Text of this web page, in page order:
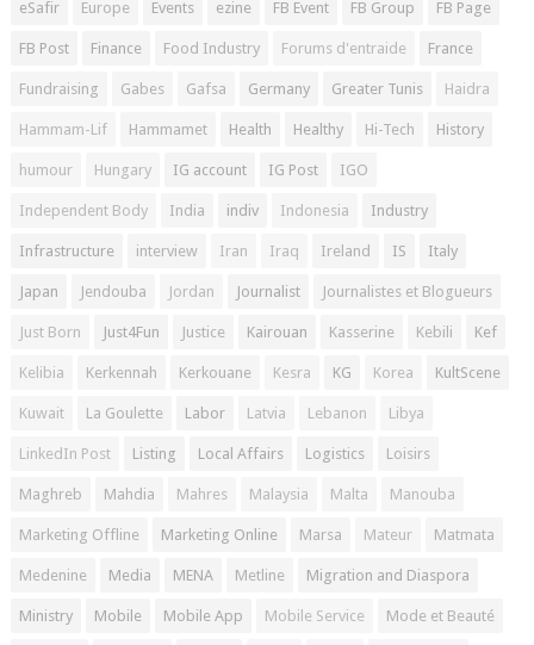
eSafir Europe Events ezine FB Event FB Group FB Page
FB Post Finance Food Industry Forums d'entraide France
Fundraising Gabes Gafsa Germany Greater Tunis Haidra
Hammam-Lif Hammamet Health Healthy Hi-Tech History
humour Hungary IG account IG Post IGO
Independent Body India indiv Indonesia Industry
Infrastructure interview Iran Iraq Ireland IS Italy
Japan Jendouba Jordan Journalist Journalistes et Blogueurs
Just Born Just4Fun Justice Kairouan Kasserine Kebili Kef
Kelibia Kerkennah Kerkouane Kesra KG Korea KultScene
Kuwait La Goulette Labor Latvia Lebanon Libya
LinkedIn Post Listing Local Affairs Logistics Loisirs
Maghreb Mahdia Mahres Malaysia Malta Manouba
Marketing Offline Marketing Online Marsa Mateur Matmata
Medenine Media MENA Metline Migration and Diaspora
Ministry Mobile Mobile App Mobile Service Mode et Beauté